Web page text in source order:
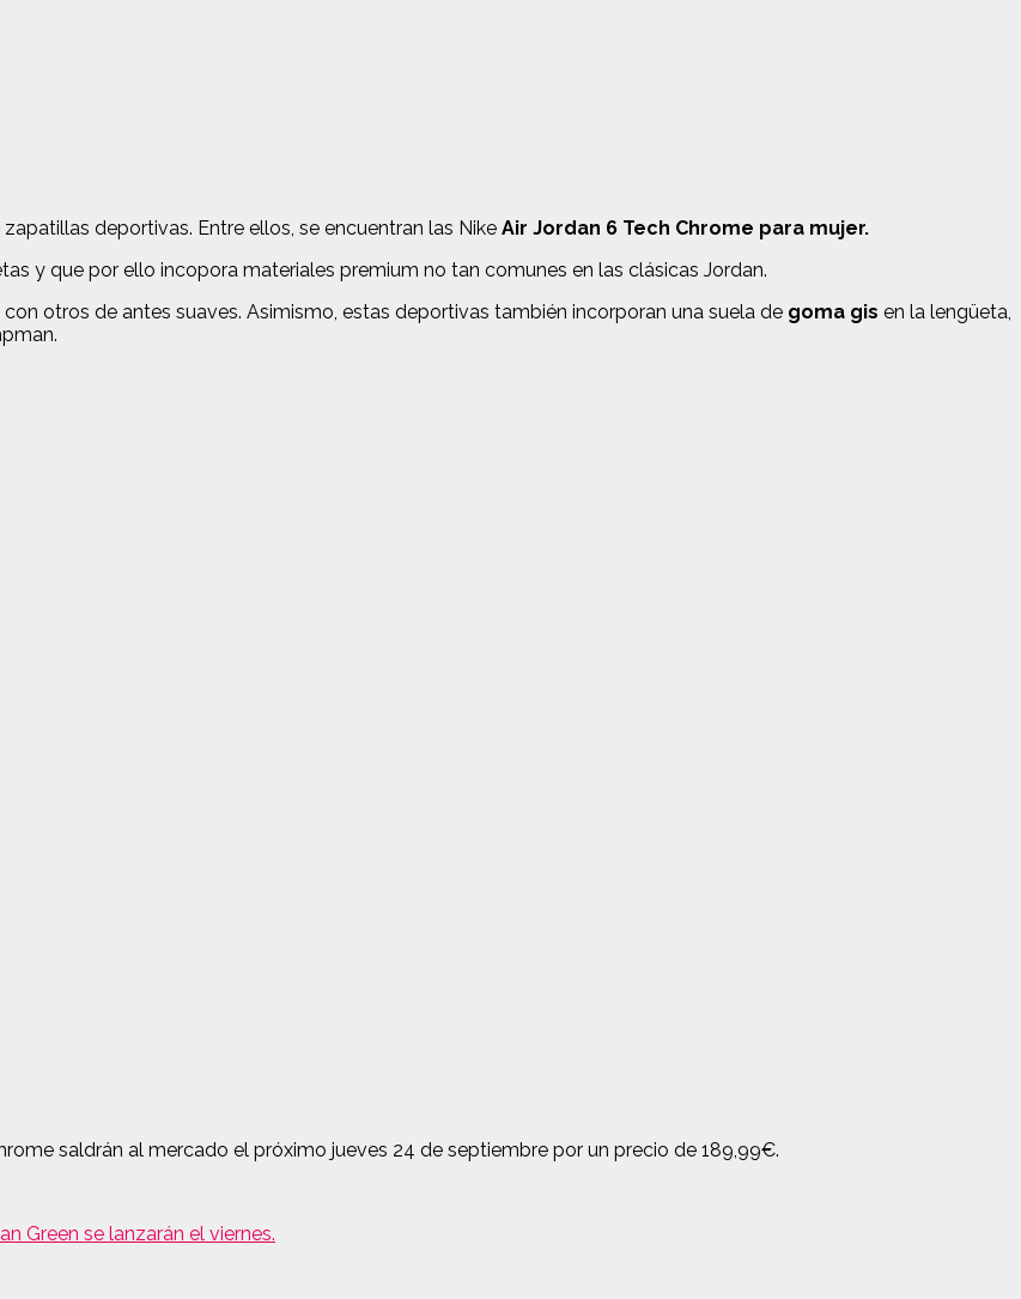
deportivas. Entre ellos, se encuentran las Nike Air Jordan 6 Tech Chrome para mujer.
y que por ello incopora materiales premium no tan comunes en las clásicas Jordan.
con otros de antes suaves. Asimismo, estas deportivas también incorporan una suela de goma gis en la lengüeta,
saldrán al mercado el próximo jueves 24 de septiembre por un precio de 189,99€.
Green se lanzarán el viernes.